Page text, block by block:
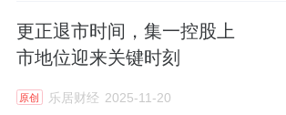
更正退市时间，集一控股上
市地位迎来关键时刻
原创 乐居财经 2025-11-20